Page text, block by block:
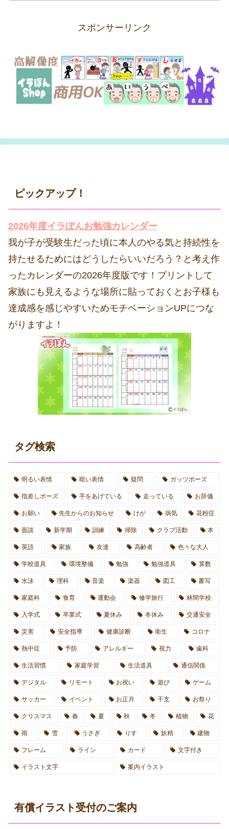
スポンサーリンク
ピックアップ！
2026年度イラぽんお勉強カレンダー
我が子が受験生だった頃に本人のやる気と持続性を
持たせるためにはどうしたらいいだろう？と考え作
ったカレンダーの2026年度版です！プリントして
家族にも見えるような場所に貼っておくとお子様も
達成感を感じやすいためモチベーションUPにつな
がりますよ！
タグ検索
明るい表情 暗い表情 疑問 ガッツポーズ
指差しポーズ 手をあげている 走っている お辞儀
お願い 先生からのお知らせ けが 病気 花粉症
面談 新学期 訓練 掃除 クラブ活動 本
英語 家族 友達 高齢者 色々な大人
学校道具 環境整備 勉強 勉強道具 算数
水泳 理科 音楽 楽器 図工 書写
家庭科 食育 運動会 修学旅行 林間学校
入学式 卒業式 夏休み 冬休み 交通安全
災害 安全指導 健康診断 衛生 コロナ
熱中症 予防 アレルギー 視力 歯科
生活習慣 家庭学習 生活道具 通信関係
デジタル リモート お祝い 遊び ゲーム
サッカー イベント お正月 干支 お祭り
クリスマス 春 夏 秋 冬 植物 花
雨 雪 うさぎ りす 妖精 建物
フレーム ライン カード 文字付き
イラスト文字 案内イラスト
有償イラスト受付のご案内